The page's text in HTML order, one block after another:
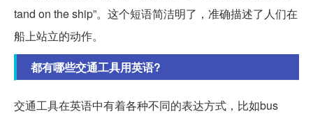
tand on the ship”。这个短语简洁明了，准确描述了人们在
船上站立的动作。
都有哪些交通工具用英语?
交通工具在英语中有着各种不同的表达方式，比如bus